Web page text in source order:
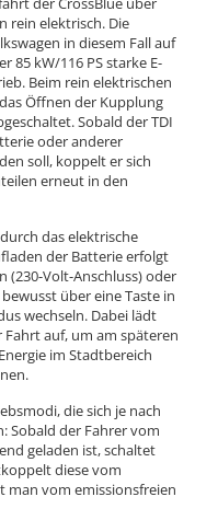
rein elektrisch. Die
in diesem Fall auf
85 kW/116 PS starke E-
Beim rein elektrischen
Öffnen der Kupplung
Sobald der TDI
oder anderer
soll, koppelt er sich
erneut in den
das elektrische
der Batterie erfolgt
Volt-Anschluss) oder
über eine Taste in
wechseln. Dabei lädt
auf, um am späteren
im Stadtbereich
die sich je nach
Sobald der Fahrer vom
geladen ist, schaltet
diese vom
man vom emissionsfreien